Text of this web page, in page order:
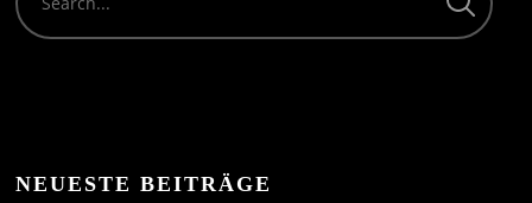
NEUESTE BEITRÄGE